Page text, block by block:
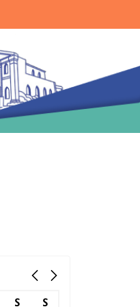
S S